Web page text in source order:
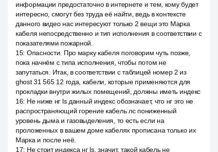
информации предостаточно в интернете и тем, кому будет
интересно, смогут без труда её найти, ведь в контексте
данного видео нас интересуют только 2 вещи это Марка
кабеля непосредственно и тип исполнения в соответствии с
показателями пожарной.
15: Опасности. Про марку кабеля поговорим чуть позже,
пока начнём с типа исполнения, чтобы потом не
запутаться. Итак, в соответствии с таблицей номер 2 из
ghost 31 565 12 года, кабели, которые применяются для
прокладки внутри жилых помещений, должны иметь индекс
16: Не ниже нг ls данный индекс обозначает, что нг это не
распространяющий горение кабель лс пониженный
уровень дыма и газовыделения, то есть если на
проложенных в вашем доме кабелях прописана только их
Марка и после неё.
17: Не стоит индекса нг ls, значит, такой кабель не